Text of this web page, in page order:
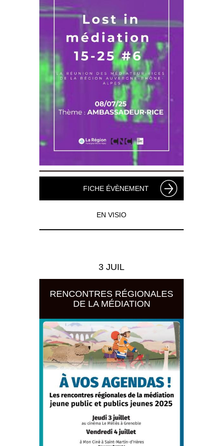
FICHE ÉVÈNEMENT
EN VISIO
3 JUIL
RENCONTRES RÉGIONALES
DE LA MÉDIATION